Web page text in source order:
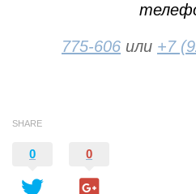
775-606 или +7
SHARE
0 0